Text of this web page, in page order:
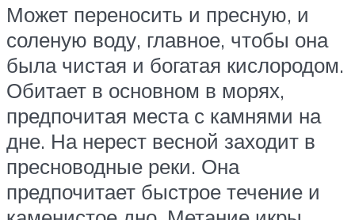
Может переносить и пресную, и
соленую воду, главное, чтобы она
была чистая и богатая кислородом.
Обитает в основном в морях,
предпочитая места с камнями на
дне. На нерест весной заходит в
пресноводные реки. Она
предпочитает быстрое течение и